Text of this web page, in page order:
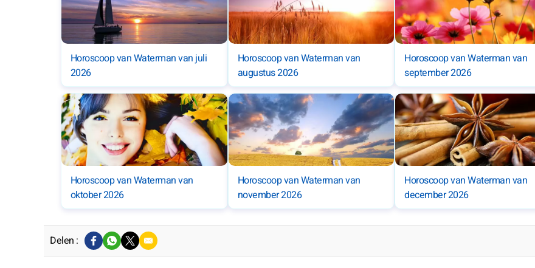
Horoscoop van Waterman van juli
2026
Horoscoop van Waterman van
augustus 2026
Horoscoop van Waterman van
september 2026
Horoscoop van Waterman van
oktober 2026
Horoscoop van Waterman van
november 2026
Horoscoop van Waterman van
december 2026
Delen :